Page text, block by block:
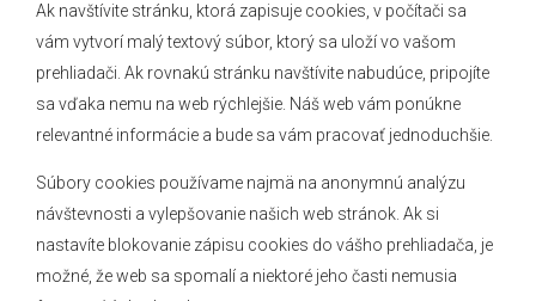
Ak navštívite stránku, ktorá zapisuje cookies, v počítači sa
vám vytvorí malý textový súbor, ktorý sa uloží vo vašom
prehliadači. Ak rovnakú stránku navštívite nabudúce, pripojíte
sa vďaka nemu na web rýchlejšie. Náš web vám ponúkne
relevantné informácie a bude sa vám pracovať jednoduchšie.
Súbory cookies používame najmä na anonymnú analýzu
návštevnosti a vylepšovanie našich web stránok. Ak si
nastavíte blokovanie zápisu cookies do vášho prehliadača, je
možné, že web sa spomalí a niektoré jeho časti nemusia
O obci
Hlásenia obecného rozhlasu
Kontakt